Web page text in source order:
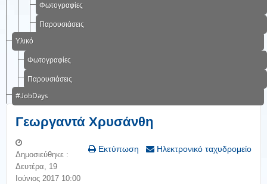
Φωτογραφίες
Παρουσιάσεις
Υλικό
Φωτογραφίες
Παρουσιάσεις
#JobDays
Γεωργαντά Χρυσάνθη
Εκτύπωση Ηλεκτρονικό ταχυδρομείο
Δημοσιεύθηκε :
Δευτέρα, 19
Ιούνιος 2017 10:00